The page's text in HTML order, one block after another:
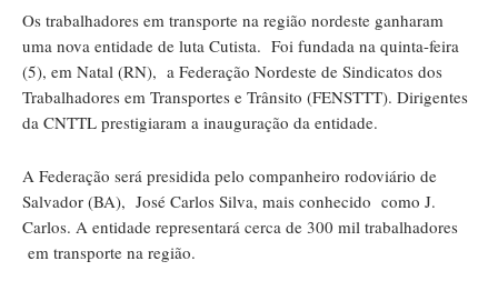
Os trabalhadores em transporte na região nordeste ganharam
uma nova entidade de luta Cutista. Foi fundada na quinta-feira
(5), em Natal (RN), a Federação Nordeste de Sindicatos dos
Trabalhadores em Transportes e Trânsito (FENSTTT). Dirigentes
da CNTTL prestigiaram a inauguração da entidade.
A Federação será presidida pelo companheiro rodoviário de
Salvador (BA), José Carlos Silva, mais conhecido como J.
Carlos. A entidade representará cerca de 300 mil trabalhadores
em transporte na região.